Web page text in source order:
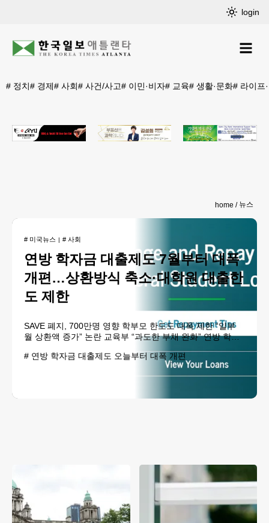
login
# 정치# 경제# 사회# 사건/사고# 이민·비자# 교육# 생활·문화# 라이프
home 뉴스
# 미국뉴스 # 사회
연방 학자금 대출제도 7월부터 대폭
개편…상환방식 축소·대학원 대출한
도 제한
SAVE 폐지, 700만명 영향 학부모 한도도 대폭 제한 “일부
월 상환액 증가” 논란 교육부 “과도한 부채 완화” 연방 학자
가 대폭 개편되면서 수백만 명의 대출자들이 새로운 상환 방
식과 대출 한도 규정을 적용받게 된다. 이번 개편으로 저소
# 연방 학자금 대출제도 오늘부터 대폭 개편